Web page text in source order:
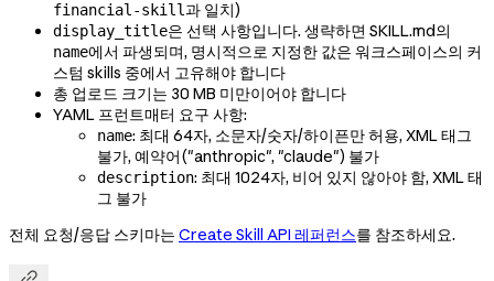
financial-skill과 일치)
display_title은 선택 사항입니다. 생략하면 SKILL.md의
name에서 파생되며, 명시적으로 지정한 값은 워크스페이스의 커
스텀 skills 중에서 고유해야 합니다
총 업로드 크기는 30 MB 미만이어야 합니다
YAML 프런트매터 요구 사항:
name: 최대 64자, 소문자/숫자/하이픈만 허용, XML 태그
불가, 예약어("anthropic", "claude") 불가
description: 최대 1024자, 비어 있지 않아야 함, XML 태
그 불가
전체 요청/응답 스키마는 Create Skill API 레퍼런스를 참조하세요.